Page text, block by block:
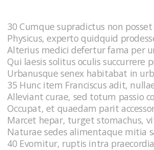
30 Cumque supradictus non
Physicus, experto quidquid
Alterius medici defertur fama per
Qui laesis solitus oculis succurrere
Urbanusque senex habitabat in
35 Hunc item Franciscus adit,
Alleviant curae, sed totum passio
Occupat, et quaedam parit
Marcet hepar, turget stomachus,
Naturae sedes alimentaque mitia
40 Evomitur, ruptis intra